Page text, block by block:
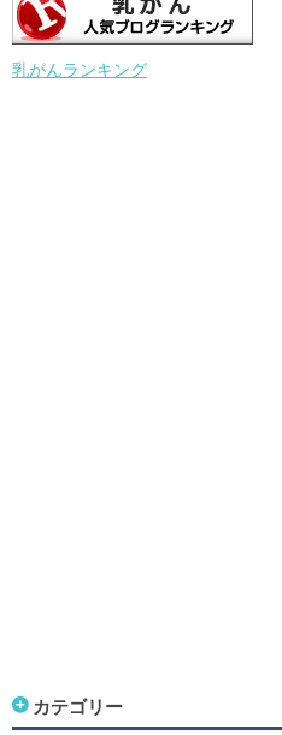
乳がんランキング
カテゴリー